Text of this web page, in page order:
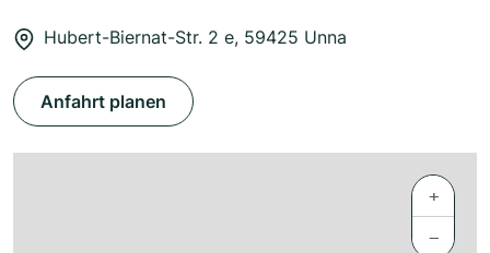
Hubert-Biernat-Str. 2 e, 59425 Unna
Anfahrt planen
+
−